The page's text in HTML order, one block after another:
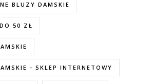
BLUZY DAMSKIE
50 ZŁ
- SKLEP INTERNETOWY